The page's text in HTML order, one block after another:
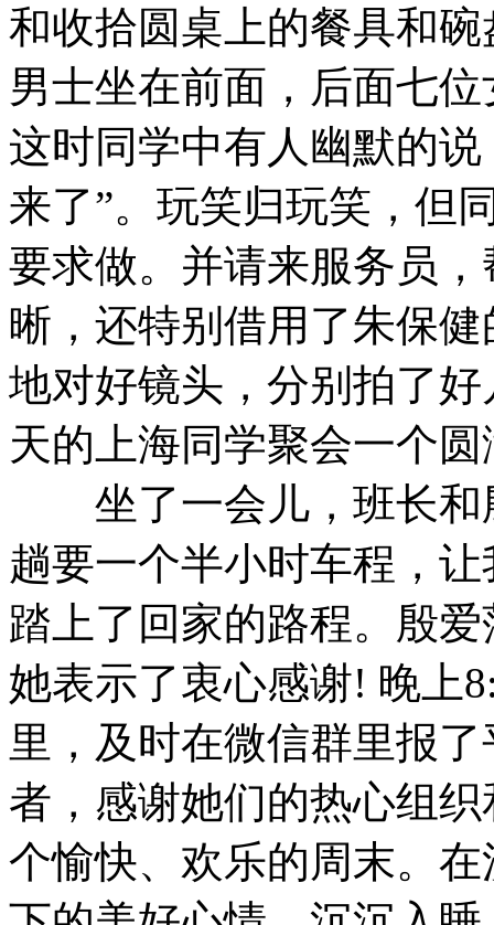
和收拾圆桌上的餐具和
男士坐在前面，后面七
这时同学中有人幽默的
来了”。玩笑归玩笑，但
要求做。并请来服务员
晰，还特别借用了朱保
地对好镜头，分别拍了
天的上海同学聚会一个
坐了一会儿，班长和
趟要一个半小时车程，
踏上了回家的路程。殷
她表示了衷心感谢! 晚上
里，及时在微信群里报
者，感谢她们的热心组
个愉快、欢乐的周末。